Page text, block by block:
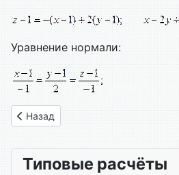
Уравнение нормали:
Предыдущий: 66. Полное
Назад
Типовые расчёты